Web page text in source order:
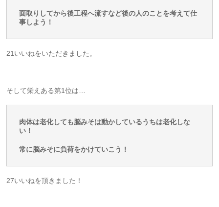
面取りしてから後工程へ流すなど後の人のことを考えて仕
事しよう！
21いいねをいただきました。
そして栄えある第1位は…
肉体は老化しても脳みそは動かしているうちは老化しな
い！
常に脳みそに負荷をかけていこう！
27いいねを頂きました！